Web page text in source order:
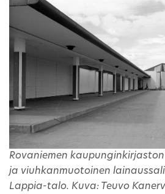
Rovaniemen
ja viuhkanmuotoinen
Lappia-talo. Kuva: Teuvo